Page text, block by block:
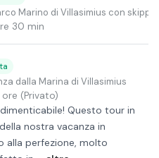
Marino di Villasimius con skipper
30 min
dalla Marina di Villasimius
ore (Privato)
Questo tour in
nostra vacanza in
alla perfezione, molto